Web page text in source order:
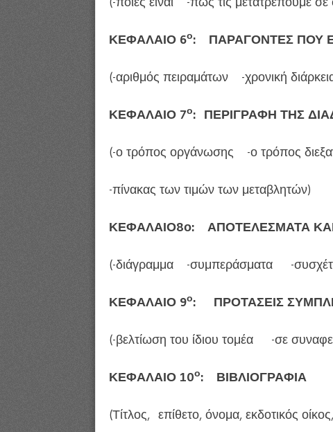
ΚΕΦΑΛΑΙΟ 6ο: ΠΑΡΑΓΟΝΤΕΣ ΠΟΥ
(-αριθμός πειραμάτων -χρονική
ΚΕΦΑΛΑΙΟ 7ο: ΠΕΡΙΓΡΑΦΗ ΤΗΣ
(-ο τρόπος οργάνωσης -ο τρόπος
-πίνακας των τιμών των μεταβλητών)
ΚΕΦΑΛΑΙΟ8ο: ΑΠΟΤΕΛΕΣΜΑΤΑ
(-διάγραμμα -συμπεράσματα -
ΚΕΦΑΛΑΙΟ 9ο: ΠΡΟΤΑΣΕΙΣ
(-βελτίωση του ίδιου τομέα -σε
ΚΕΦΑΛΑΙΟ 10ο: ΒΙΒΛΙΟΓΡΑΦΙΑ
(Τίτλος, επίθετο, όνομα, εκδοτικός